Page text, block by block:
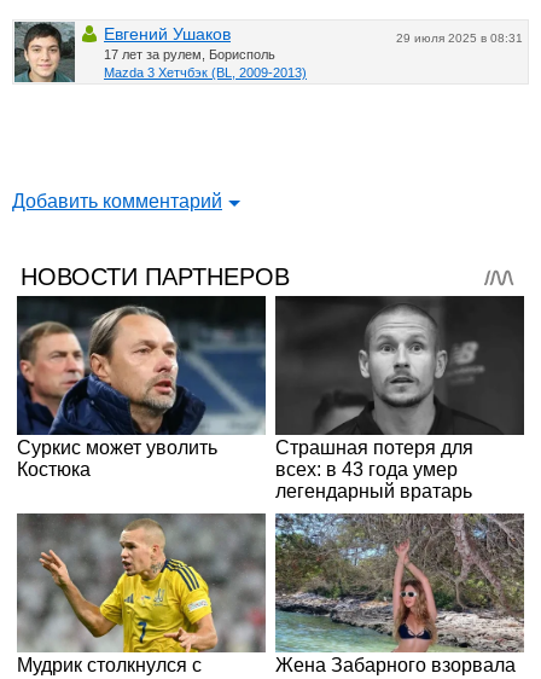
29 июля 2025 в 08:31
Евгений Ушаков
17 лет за рулем, Борисполь
Mazda 3 Хетчбэк (BL, 2009-2013)
Добавить комментарий